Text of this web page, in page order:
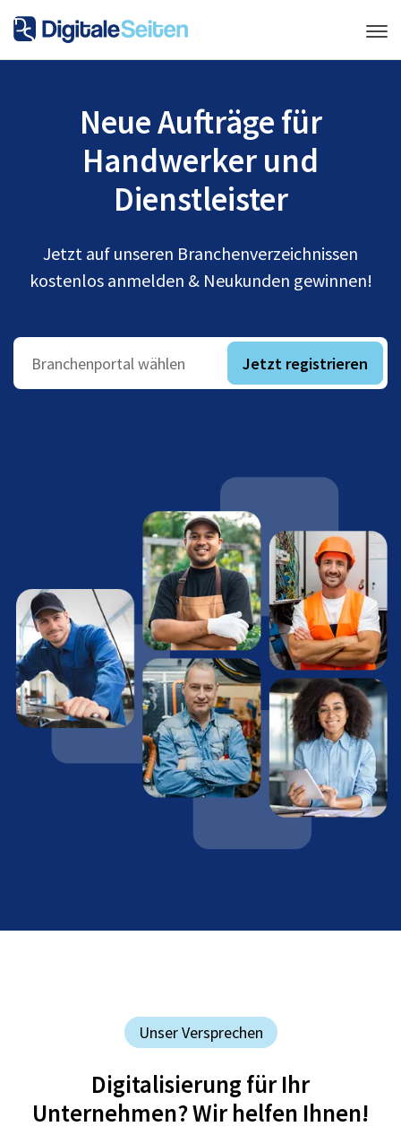
Neue Aufträge für
Handwerker und
Dienstleister
Jetzt auf unseren Branchenverzeichnissen
kostenlos anmelden & Neukunden gewinnen!
Branchenportal wählen Jetzt registrieren
Unser Versprechen
Digitalisierung für Ihr
Unternehmen? Wir helfen Ihnen!